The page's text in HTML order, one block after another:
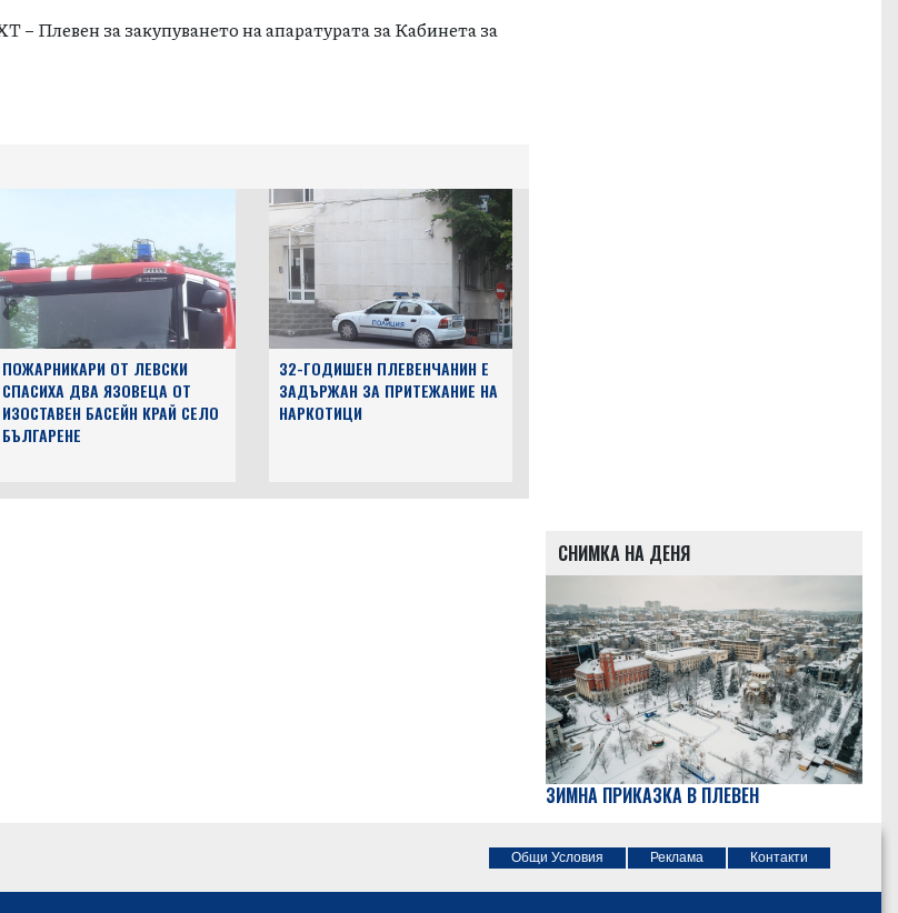
Плевен за закупуването на апаратурата за Кабинета за
ПОЖАРНИКАРИ ОТ ЛЕВСКИ
СПАСИХА ДВА ЯЗОВЕЦА ОТ
ИЗОСТАВЕН БАСЕЙН КРАЙ СЕЛО
БЪЛГАРЕНЕ
32-ГОДИШЕН ПЛЕВЕНЧАНИН Е
ЗАДЪРЖАН ЗА ПРИТЕЖАНИЕ НА
НАРКОТИЦИ
СНИМКА НА ДЕНЯ
ЗИМНА ПРИКАЗКА В ПЛЕВЕН
Общи Условия Реклама Контакти